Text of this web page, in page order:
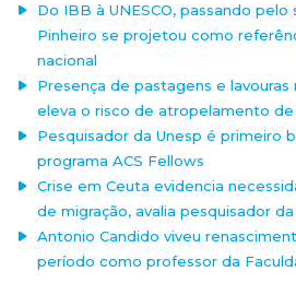
Do IBB à UNESCO, passando pelo
Pinheiro se projetou como
nacional
Presença de pastagens e
eleva o risco de atropelamento
Pesquisador da Unesp é primeiro
programa ACS Fellows
Crise em Ceuta evidencia
de migração, avalia pesquisador da
Antonio Candido viveu
período como professor da